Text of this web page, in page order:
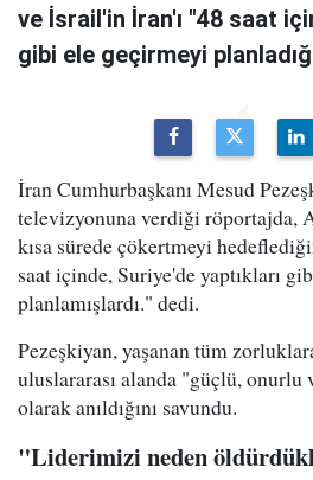
ve İsrail'in İran'ı "48 saat
gibi ele geçirmeyi
İran Cumhurbaşkanı Mesud
televizyonuna verdiği röportajda,
kısa sürede çökertmeyi
saat içinde, Suriye'de yaptıkları
planlamışlardı." dedi.
Pezeşkiyan, yaşanan tüm
uluslararası alanda "güçlü, onurlu
olarak anıldığını savundu.
"Liderimizi neden